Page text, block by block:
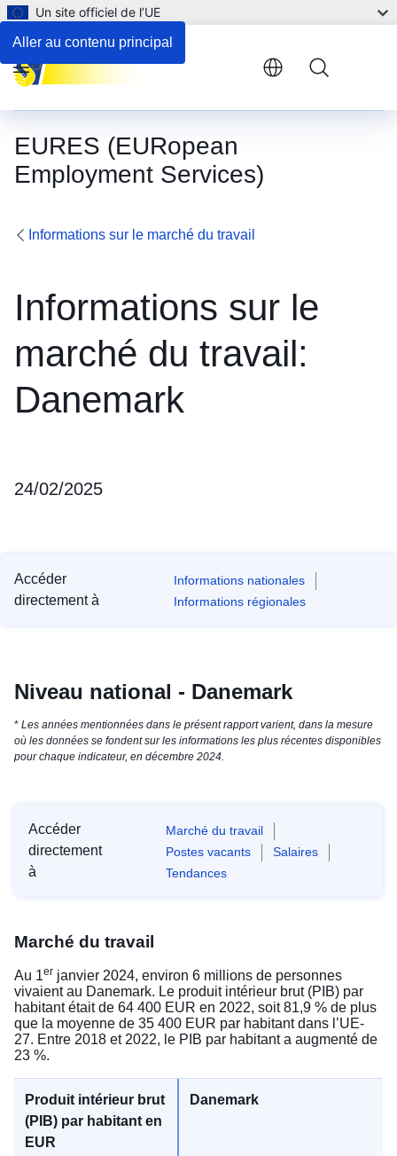
Aller au contenu principal
Un site officiel de l’UE
EURES (EURopean
Employment Services)
Menu
Informations sur le marché du travail
Informations sur le
marché du travail:
Danemark
24/02/2025
Accéder
directement à
Informations nationales
Informations régionales
Niveau national - Danemark
* Les années mentionnées dans le présent rapport varient, dans la mesure
où les données se fondent sur les informations les plus récentes disponibles
pour chaque indicateur, en décembre 2024.
Accéder
directement
à
Marché du travail
Postes vacants
Salaires
Tendances
Marché du travail
Au 1er janvier 2024, environ 6 millions de personnes
vivaient au Danemark. Le produit intérieur brut (PIB) par
habitant était de 64 400 EUR en 2022, soit 81,9 % de plus
que la moyenne de 35 400 EUR par habitant dans l’UE-
27. Entre 2018 et 2022, le PIB par habitant a augmenté de
23 %.
Danemark